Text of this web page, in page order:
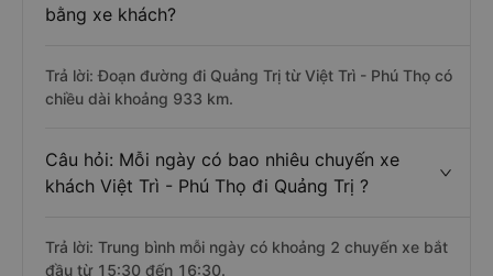
bằng xe khách?
Trả lời: Đoạn đường đi Quảng Trị từ Việt Trì - Phú Thọ có
chiều dài khoảng 933 km.
Câu hỏi: Mỗi ngày có bao nhiêu chuyến xe
khách Việt Trì - Phú Thọ đi Quảng Trị ?
Trả lời: Trung bình mỗi ngày có khoảng 2 chuyến xe bắt
đầu từ 15:30 đến 16:30.